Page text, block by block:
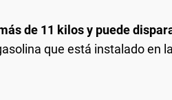
de 11 kilos y puede
que está instalado en la